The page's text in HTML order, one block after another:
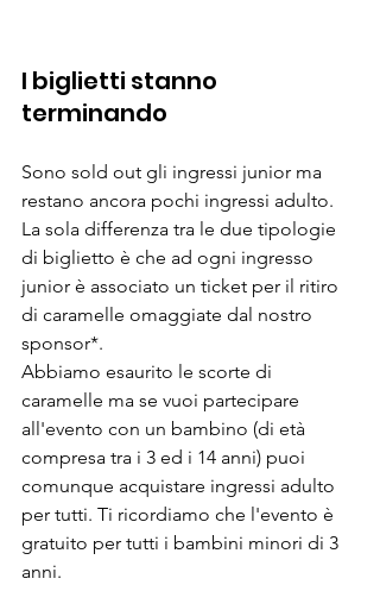
I biglietti stanno
terminando
Sono sold out gli ingressi junior ma
restano ancora pochi ingressi adulto.
La sola differenza tra le due tipologie
di biglietto è che ad ogni ingresso
junior è associato un ticket per il ritiro
di caramelle omaggiate dal nostro
sponsor*.
Abbiamo esaurito le scorte di
caramelle ma se vuoi partecipare
all'evento con un bambino (di età
compresa tra i 3 ed i 14 anni) puoi
comunque acquistare ingressi adulto
per tutti. Ti ricordiamo che l'evento è
gratuito per tutti i bambini minori di 3
anni.